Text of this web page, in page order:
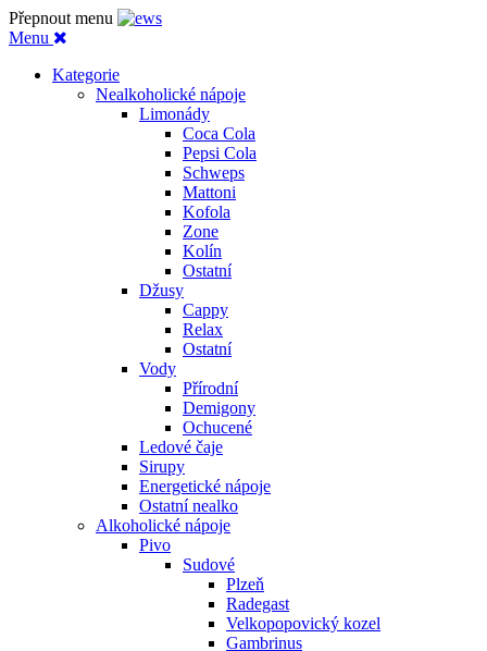
Přepnout menu
Menu
Kategorie
Nealkoholické nápoje
Limonády
Coca Cola
Pepsi Cola
Schweps
Mattoni
Kofola
Zone
Kolín
Ostatní
Džusy
Cappy
Relax
Ostatní
Vody
Přírodní
Demigony
Ochucené
Ledové čaje
Sirupy
Energetické nápoje
Ostatní nealko
Alkoholické nápoje
Pivo
Sudové
Plzeň
Radegast
Velkopopovický kozel
Gambrinus